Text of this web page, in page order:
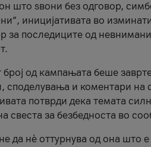
што ѕвони без одговор,
иницијативата во
за последиците од
од кампањата беше
споделувања и коментари
потврди дека темата
свеста за безбедноста во
да нè оттурнува од она